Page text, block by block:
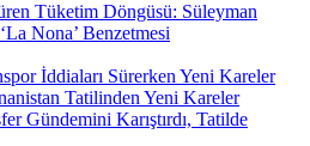
Tüketim Döngüsü: Süleyman
Nona’ Benzetmesi
Gündemini Karıştırdı, Tatilde